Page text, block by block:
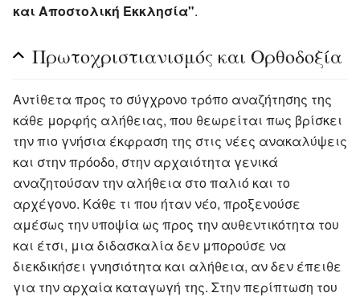
και Αποστολική Εκκλησία".
Πρωτοχριστιανισμός και Ορθοδοξία
Αντίθετα προς το σύγχρονο τρόπο αναζήτησης της
κάθε μορφής αλήθειας, που θεωρείται πως βρίσκει
την πιο γνήσια έκφραση της στις νέες ανακαλύψεις
και στην πρόοδο, στην αρχαιότητα γενικά
αναζητούσαν την αλήθεια στο παλιό και το
αρχέγονο. Κάθε τι που ήταν νέο, προξενούσε
αμέσως την υποψία ως προς την αυθεντικότητα του
και έτσι, μια διδασκαλία δεν μπορούσε να
διεκδικήσει γνησιότητα και αλήθεια, αν δεν έπειθε
για την αρχαία καταγωγή της. Στην περίπτωση του